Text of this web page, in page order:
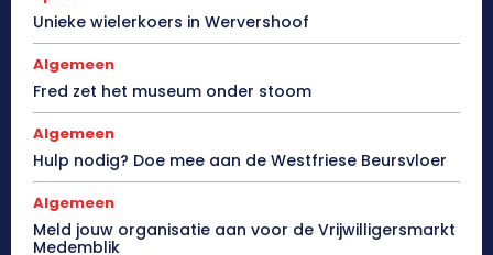
Unieke wielerkoers in Wervershoof
Algemeen
Fred zet het museum onder stoom
Algemeen
Hulp nodig? Doe mee aan de Westfriese Beursvloer
Algemeen
Meld jouw organisatie aan voor de Vrijwilligersmarkt
Medemblik